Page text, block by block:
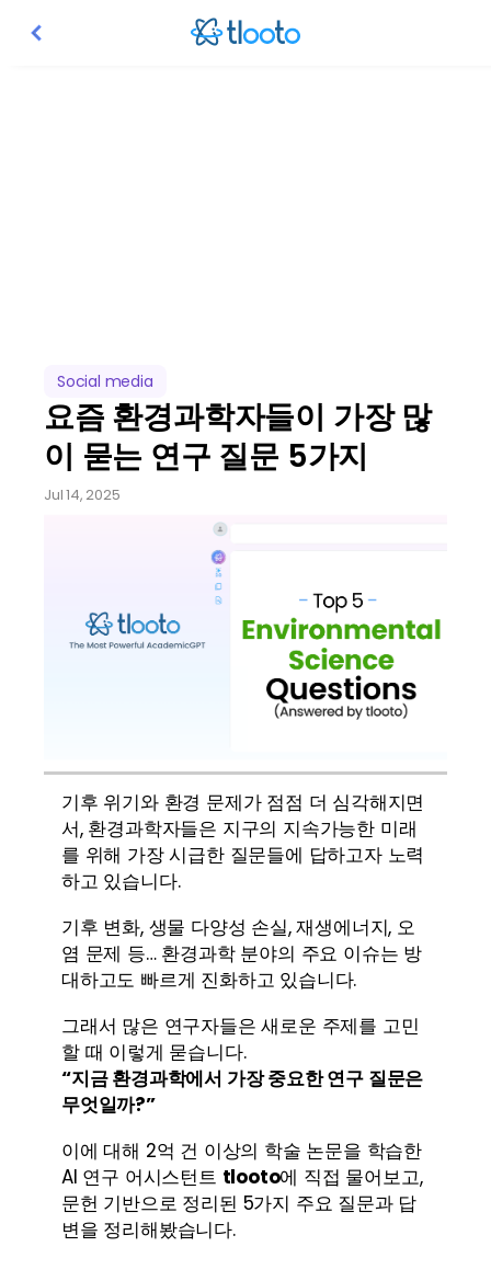
요즘 환경과학자들이 가장 많이
도시의 기후 적응부터 미세플라스틱, 재생에너지, 해양산성화까지—
Social media
요즘 환경과학자들이 가장 많
이 묻는 연구 질문 5가지
Jul 14, 2025
기후 위기와 환경 문제가 점점 더 심각해지면
서, 환경과학자들은 지구의 지속가능한 미래
를 위해 가장 시급한 질문들에 답하고자 노력
하고 있습니다.
기후 변화, 생물 다양성 손실, 재생에너지, 오
염 문제 등… 환경과학 분야의 주요 이슈는 방
대하고도 빠르게 진화하고 있습니다.
그래서 많은 연구자들은 새로운 주제를 고민
할 때 이렇게 묻습니다.
“지금 환경과학에서 가장 중요한 연구 질문은
무엇일까?”
이에 대해 2억 건 이상의 학술 논문을 학습한
AI 연구 어시스턴트 tlooto에 직접 물어보고,
문헌 기반으로 정리된 5가지 주요 질문과 답
변을 정리해봤습니다.